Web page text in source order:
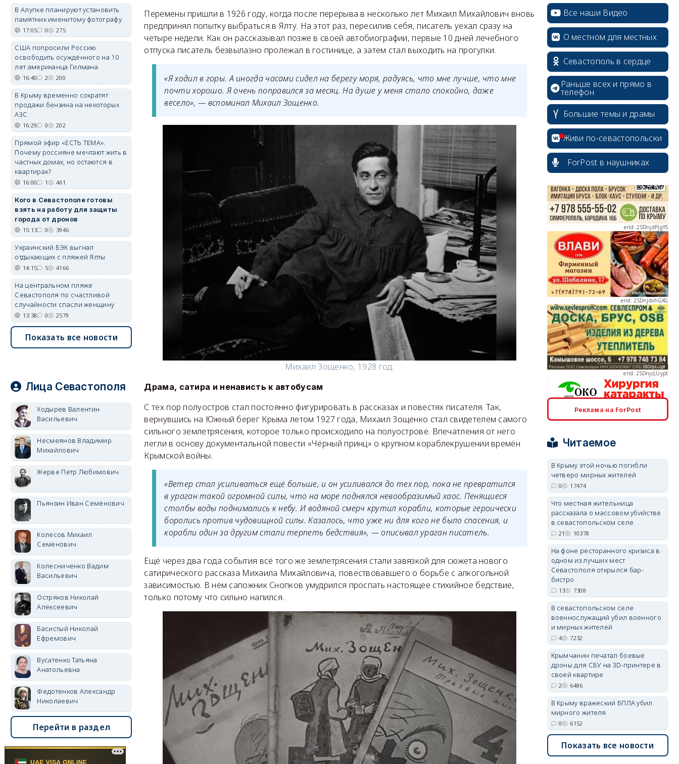
Перемены пришли в 1926 году, когда после перерыва в несколько лет Михаил Михайлович вновь
предпринял попытку выбраться в Ялту. На этот раз, пересилив себя, писатель уехал сразу на
четыре недели. Как он рассказывал позже в своей автобиографии, первые 10 дней лечебного
отпуска писатель безвылазно пролежал в гостинице, а затем стал выходить на прогулки.
«Я ходил в горы. А иногда часами сидел на берегу моря, радуясь, что мне лучше, что мне
почти хорошо. Я очень поправился за месяц. На душе у меня стало спокойно, даже
весело», — вспоминал Михаил Зощенко.
Михаил Зощенко, 1928 год.
Драма, сатира и ненависть к автобусам
С тех пор полуостров стал постоянно фигурировать в рассказах и повестях писателя. Так,
вернувшись на Южный берег Крыма летом 1927 года, Михаил Зощенко стал свидетелем самого
сильного землетрясения, которое только происходило на полуострове. Впечатления от него
легли в основу документальной повести «Чёрный принц» о крупном кораблекрушении времён
Крымской войны.
«Ветер стал усиливаться ещё больше, и он усиливался до тех пор, пока не превратился
в ураган такой огромной силы, что на море поднялся невообразимый хаос. Пенящиеся
столбы воды поднимались к небу. И водяной смерч крутил корабли, которые героически
боролись против чудовищной силы. Казалось, что уже ни для кого не было спасения, и
корабли один за другим стали терпеть бедствия», — описывал ураган писатель.
Ещё через два года события всё того же землетрясения стали завязкой для сюжета нового
сатирического рассказа Михаила Михайловича, повествовавшего о борьбе с алкогольной
зависимостью. В нём сапожник Снопков умудрился проспать настоящее стихийное бедствие,
только потому что сильно напился.
В Алупке планируют установить
памятник именитому фотографу
17:05 0 275
США попросили Россию
освободить осуждённого на 10
лет американца Гилмана
16:40 2 200
В Крыму временно сократят
продажи бензина на некоторых
АЗС
16:29 0 202
Прямой эфир «ЕСТЬ ТЕМА».
Почему россияне мечтают жить в
частных домах, но остаются в
квартирах?
16:00 1 461
Кого в Севастополе готовы
взять на работу для защиты
города от дронов
15:13 0 3946
Украинский БЭК выгнал
отдыхающих с пляжей Ялты
14:15 5 4166
На центральном пляже
Севастополя по счастливой
случайности спасли женщину
13:38 0 2579
Показать все новости
Лица Севастополя
Ходырев Валентин
Васильевич
Несмеянов Владимир
Михайлович
Жерве Петр Любимович
Пьянзин Иван Семёнович
Колесов Михаил
Семёнович
Колесниченко Вадим
Васильевич
Остряков Николай
Алексеевич
Басистый Николай
Ефремович
Вусатенко Татьяна
Анатольевна
Федотенков Александр
Николаевич
Перейти в раздел
Все наши Видео
О местном для местных
Севастополь в сердце
Раньше всех и прямо в
телефон
Большие темы и драмы
Живи по-севастопольски
ForPost в наушниках
erid: 2SDnjcrDNw6
erid: 2SDnjdPjgYS
erid: 2SDnjdvhGXG
erid: 2SDnjcLUypt
erid: 2SDnjcrDNw6
erid: 2SDnjdvhGXG
Реклама на ForPost
Читаемое
В Крыму этой ночью погибли
четверо мирных жителей
0 17474
Что местная жительница
рассказала о массовом убийстве
в севастопольском селе
21 10378
На фоне ресторанного кризиса в
одном из лучших мест
Севастополя открылся бар-
бистро
13 7308
В севастопольском селе
военнослужащий убил военного
и мирных жителей
4 7232
Крымчанин печатал боевые
дроны для СБУ на 3D-принтере в
своей квартире
2 6486
В Крыму вражеский БПЛА убил
мирного жителя
0 6152
Показать все новости